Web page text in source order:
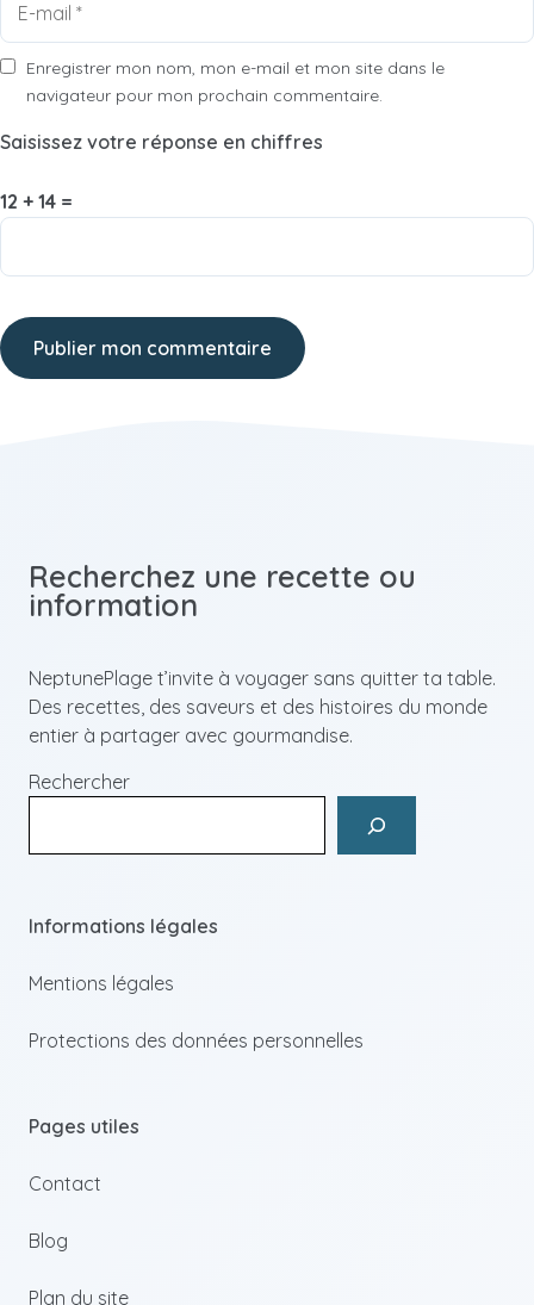
Enregistrer mon nom, mon e-mail et mon site dans le
navigateur pour mon prochain commentaire.
Saisissez votre réponse en chiffres
12 + 14 =
Recherchez une recette ou
information
NeptunePlage t’invite à voyager sans quitter ta table.
Des recettes, des saveurs et des histoires du monde
entier à partager avec gourmandise.
Rechercher
Informations légales
Mentions légales
Protections des données personnelles
Pages utiles
Contact
Blog
Plan du site